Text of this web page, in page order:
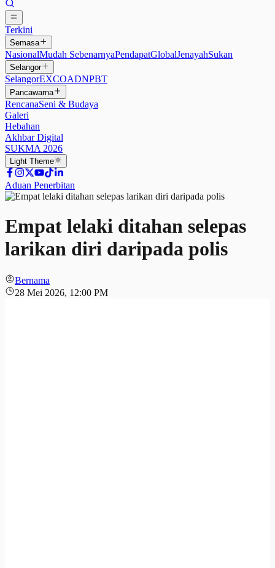
Terkini
Semasa
NasionalMudah SebenarnyaPendapatGlobalJenayahSukan
Selangor
SelangorEXCOADNPBT
Pancawarna
RencanaSeni & Budaya
Galeri
Hebahan
Akhbar Digital
SUKMA 2026
Light Theme
Aduan Penerbitan
Empat lelaki ditahan selepas
larikan diri daripada polis
Bernama
28 Mei 2026, 12:00 PM